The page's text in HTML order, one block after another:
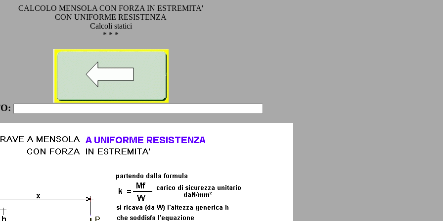
CALCOLO MENSOLA CON FORZA IN ESTREMITA'
CON UNIFORME RESISTENZA
Calcoli statici
* * *